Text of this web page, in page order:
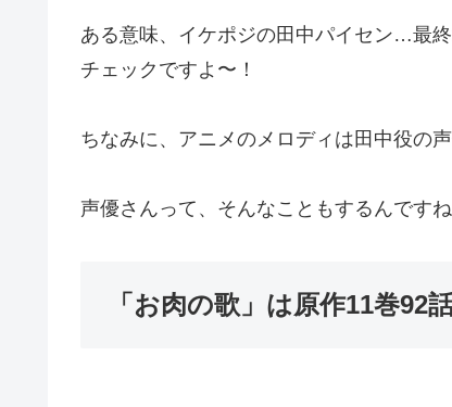
ある意味、イケポジの田中パイセン…最
チェックですよ〜！
ちなみに、アニメのメロディは田中役の
声優さんって、そんなこともするんですね
「お肉の歌」は原作11巻92